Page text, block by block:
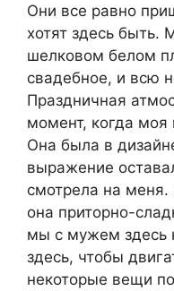
Они все равно
хотят здесь
шелковом белом
свадебное, и всю
Праздничная
момент, когда
Она была в
выражение
смотрела на
она приторно-
мы с мужем здесь
здесь, чтобы
некоторые вещи